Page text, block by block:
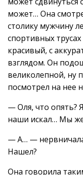
может… Она
столику мужчину
спортивных
красивый, с
взглядом. Он
великолепной, ну
посмотрел на нее
— Оля, что опять?
наши искал… Мы
— А… —
Нашел?
Она говорила